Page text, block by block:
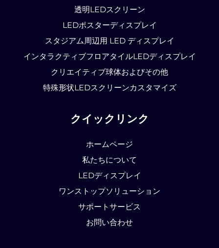
透明LEDスクリーン
LEDポスターディスプレイ
スタジアム周辺用 LED ディスプレイ
インタラクティブフロアタイルLEDディスプレイ
クリエイティブ球体およびその他
特殊形状LEDスクリーンカスタマイズ
クイックリンク
ホームページ
私たちについて
LEDディスプレイ
ワンストップソリューション
サポートサービス
お問い合わせ